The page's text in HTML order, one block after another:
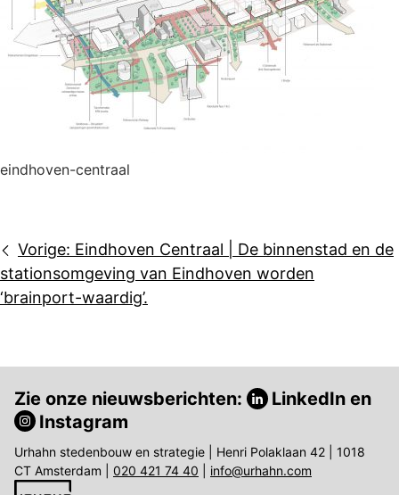
eindhoven-centraal
Bericht
navigatie
Vorige: Eindhoven Centraal | De binnenstad en de
stationsomgeving van Eindhoven worden
‘brainport-waardig’.
Zie onze nieuwsberichten: LinkedIn en
Instagram
Urhahn stedenbouw en strategie | Henri Polaklaan 42 | 1018
CT Amsterdam | 020 421 74 40 info@urhahn.com